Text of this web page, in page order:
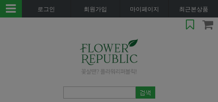
로그인 회원가입 마이페이지 최근본상품